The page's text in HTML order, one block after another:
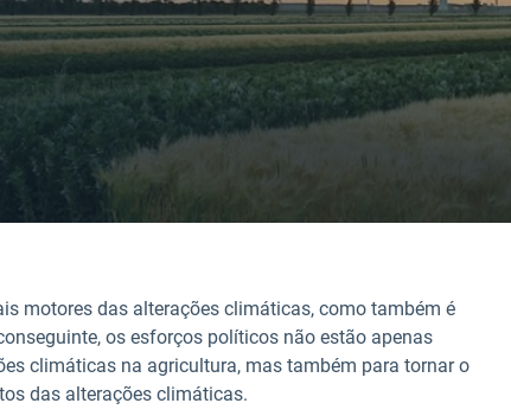
motores das alterações climáticas, como também é
os esforços políticos não estão apenas
climáticas na agricultura, mas também para tornar o
das alterações climáticas.